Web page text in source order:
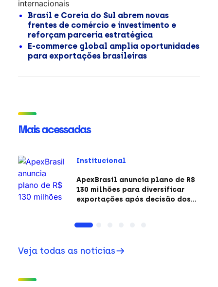
internacionais
Brasil e Coreia do Sul abrem novas
frentes de comércio e investimento e
reforçam parceria estratégica
E-commerce global amplia oportunidades
para exportações brasileiras
Mais acessadas
Institucional
ApexBrasil anuncia plano de R$
130 milhões para diversificar
exportações após decisão dos
Veja todas as notícias